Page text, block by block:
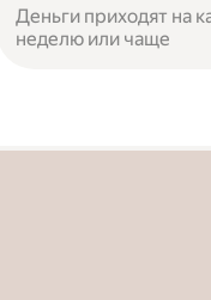
Деньги приходят на
неделю или чаще